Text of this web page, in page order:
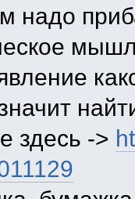
надо
здесь ->